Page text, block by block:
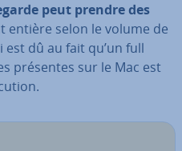
peut prendre des
entière selon le volume de
est dû au fait qu’un full
présentes sur le Mac est